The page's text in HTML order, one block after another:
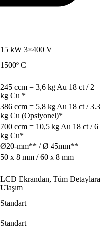
15 kW 3×400 V
1500º C
245 ccm = 3,6 kg Au 18 ct / 2
kg Cu *
386 ccm = 5,8 kg Au 18 ct / 3.3
kg Cu (Opsiyonel)*
700 ccm = 10,5 kg Au 18 ct / 6
kg Cu*
Ø20-mm** / Ø 45mm**
50 x 8 mm / 60 x 8 mm
LCD Ekrandan, Tüm Detaylara
Ulaşım
Standart
Standart